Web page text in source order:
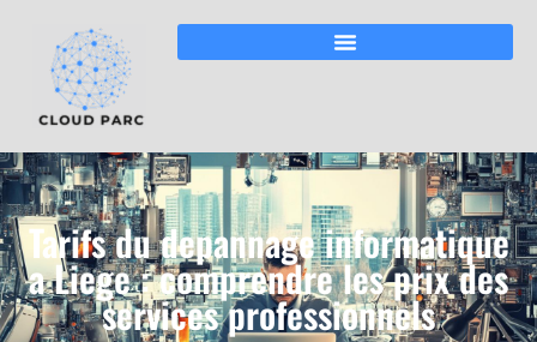
Tarifs du depannage informatique
a Liege : comprendre les prix des
services professionnels